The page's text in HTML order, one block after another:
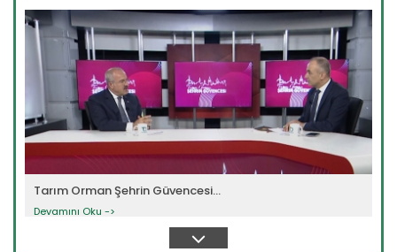
Tarım Orman Şehrin Güvencesi...
Devamını Oku ->